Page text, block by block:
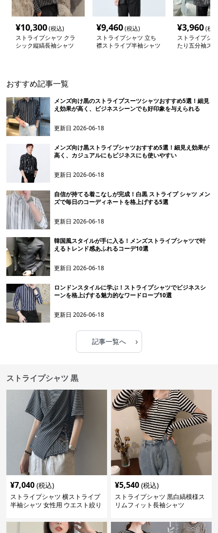
¥10,300(税込)
ストライプシャツ クラ
シック縦縞長袖シャツ
¥9,460(税込)
ストライプシャツ 立ち
襟ストライプ半袖シャツ
¥3,960(税
ストライプシ
たり五分袖ス
おすすめ記事一覧
メンズ向け黒のストライプスーツシャツおすすめ5選！細見
え効果が高く、ビジネスシーンでも好印象を与えられる
更新日2026-06-18
メンズ向け黒ストライプシャツおすすめ5選！細見え効果が
高く、カジュアルにもビジネスにも使いやすい
更新日2026-06-18
自信が持てる着こなしが完成！白黒 ストライプ シャツ メン
ズで毎日のコーディネートを格上げする5選
更新日2026-06-18
韓国風スタイルが手に入る！メンズストライプシャツで叶
えるトレンド感あふれるコーデ10選
更新日2026-06-18
ロンドンスタイルに学ぶ！ストライプシャツでビジネスシ
ーンを格上げする魅力的なワードローブ10選
更新日2026-06-18
記事一覧へ ›
ストライプシャツ 黒
¥7,040 (税込)
ストライプシャツ 横ストライプ
半袖シャツ 女性用 ウエスト絞り
¥5,540 (税込)
ストライプシャツ 黒白縞模様ス
リムフィット長袖シャツ